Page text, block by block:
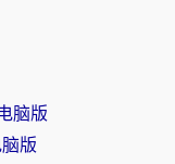
脑版
版